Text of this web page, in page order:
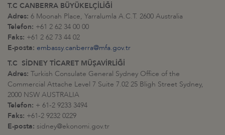
T.C CANBERRA BÜYÜKELÇİLİĞİ
Adres: 6 Moonah Place, Yarralumla A.C.T. 2600 Australia
Telefon: +61 2 62 34 00 00
Faks: +61 2 62 73 44 02
E-posta: embassy.canberra@mfa.gov.tr
T.C SİDNEY TİCARET MÜŞAVİRLİĞİ
Adres: Turkish Consulate General Sydney Office of the
Commercial Attache Level 7 Suite 7.02 25 Bligh Street Sydney,
2000 NSW AUSTRALIA
Telefon: + 61-2 9233 3494
Faks: +61-2 9232 0229
E-posta: sidney@ekonomi.gov.tr